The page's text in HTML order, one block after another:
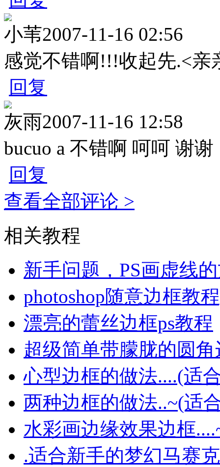
小苇2007-11-16 02:56
感觉不错啊!!!收起先.<亲
回复
灰雨2007-11-16 12:58
bucuo a 不错啊 呵呵 谢谢
回复
查看全部评论 >
相关教程
新手问题，PS画虚线
photoshop随意边框教
漂亮的蕾丝边框ps教程
超级简单带朦胧的圆
心型边框的做法....(适
两种边框的做法..~(适
水彩画边缘效果边框
.适合新手的梦幻马赛